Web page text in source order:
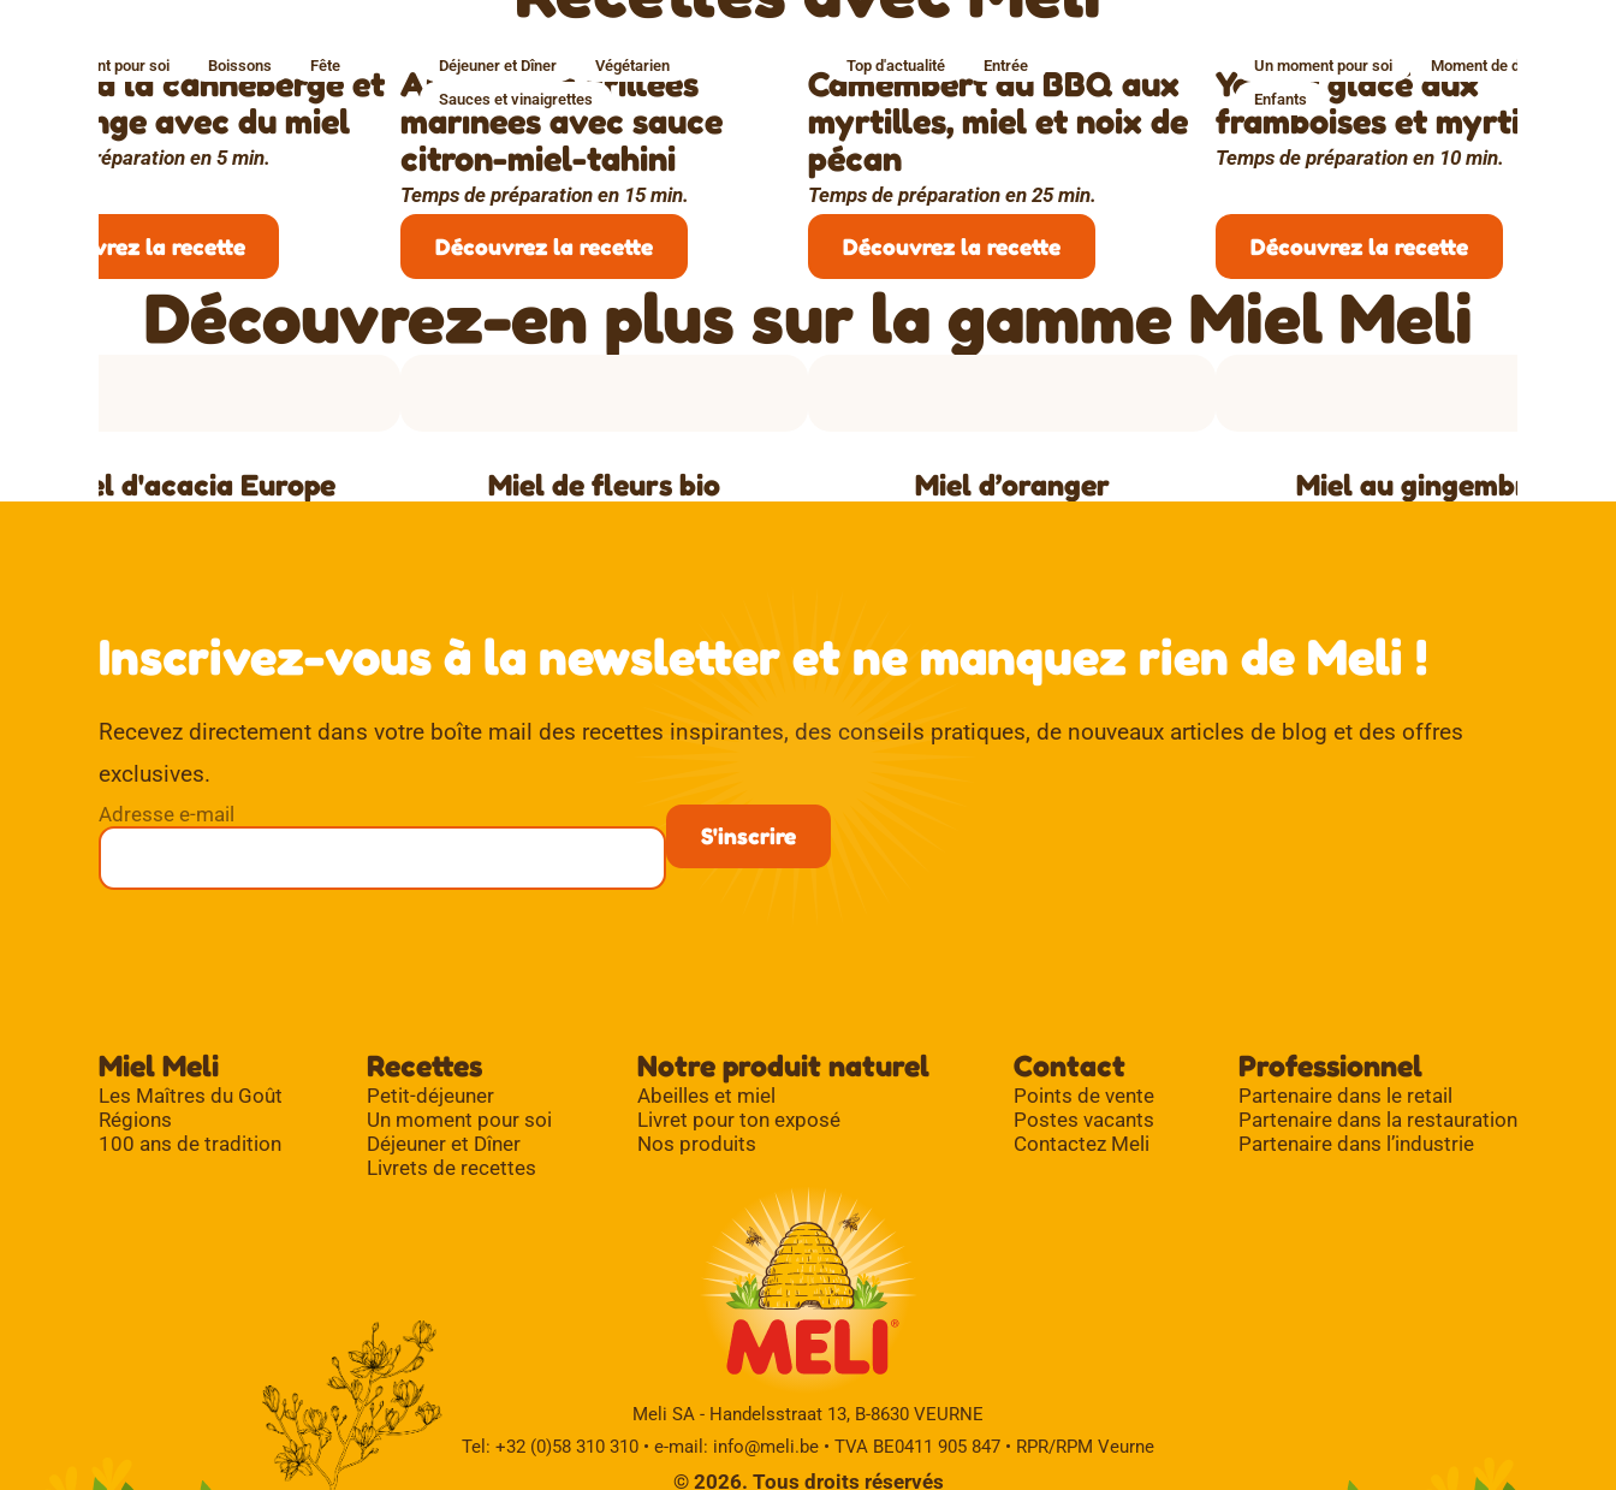
à la canneberge et
l'orange avec du miel
de préparation en 5 min.
Découvrez la recette
Un moment pour soi Boissons Fête
Aubergines grillées
marinées avec sauce
citron-miel-tahini
Temps de préparation en 15 min.
Découvrez la recette
Déjeuner et Dîner
Végétarien
Sauces et vinaigrettes
Camembert au BBQ aux
myrtilles, miel et noix de
pécan
Temps de préparation en 25 min.
Découvrez la recette
Top d'actualité Entrée
Yaourt glacé aux
framboises et myrtilles
Temps de préparation en 10 min.
Découvrez la recette
Un moment pour soi
Moment de détente
Enfants
Découvrez-en plus sur la gamme Miel Meli
Miel d'acacia Europe Miel de fleurs bio Miel d’oranger Miel au gingembre
Inscrivez-vous à la newsletter et ne manquez rien de Meli !
Recevez directement dans votre boîte mail des recettes inspirantes, des conseils pratiques, de nouveaux articles de blog et des offres
exclusives.
Adresse e-mail
Miel Meli
Les Maîtres du Goût
Régions
100 ans de tradition
Recettes
Petit-déjeuner
Un moment pour soi
Déjeuner et Dîner
Livrets de recettes
Notre produit naturel
Abeilles et miel
Livret pour ton exposé
Nos produits
Contact
Points de vente
Postes vacants
Contactez Meli
Professionnel
Partenaire dans le retail
Partenaire dans la restauration
Partenaire dans l’industrie
Meli SA - Handelsstraat 13, B-8630 VEURNE
Tel: +32 (0)58 310 310 • e-mail: info@meli.be • TVA BE0411 905 847 • RPR/RPM Veurne
© 2026. Tous droits réservés